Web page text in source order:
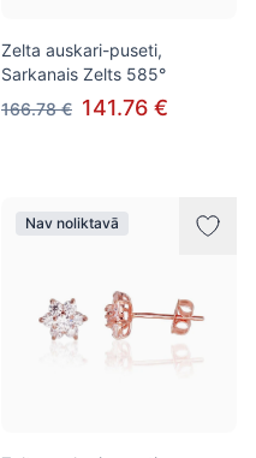
Zelta auskari-puseti,
Sarkanais Zelts 585°
166.78 € 141.76 €
Nav noliktavā